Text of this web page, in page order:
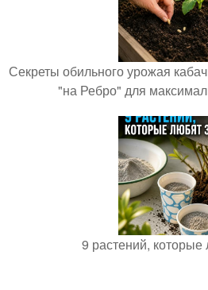
Секреты обильного урожая
"на Ребро" для
9 растений, которые